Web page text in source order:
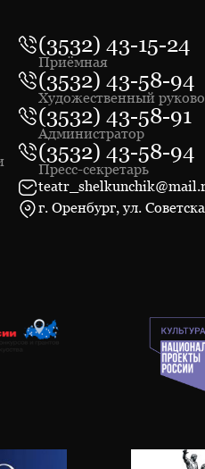
(3532) 43-15-24
Приёмная
(3532) 43-58-94
Художественный
(3532) 43-58-91
Администратор
(3532) 43-58-94
Пресс-секретарь
г. Оренбург, ул.